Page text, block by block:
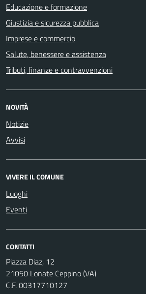
Educazione e formazione
Giustizia e sicurezza pubblica
Imprese e commercio
Salute, benessere e assistenza
Tributi, finanze e contravvenzioni
NOVITÀ
Notizie
Avvisi
VIVERE IL COMUNE
Luoghi
Eventi
CONTATTI
Piazza Diaz, 12
21050 Lonate Ceppino (VA)
C.F. 00317710127